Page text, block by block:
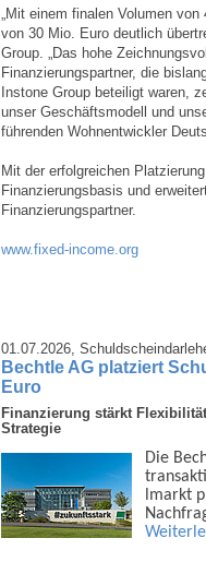
„Mit einem finalen Volumen
von 30 Mio. Euro deutlich
Group. „Das hohe
Finanzierungspartner, die
Instone Group beteiligt waren,
unser Geschäftsmodell und
führenden Wohnentwickler
Mit der erfolgreichen
Finanzierungsbasis und
Finanzierungspartner.
www.fixed-income.org
01.07.2026,
Bechtle AG platziert
Euro
Finanzierung stärkt
Strategie
Die
lmarkt